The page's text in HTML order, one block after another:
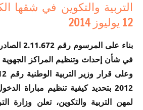
12 يوليوز 2014
في شأن إحداث وتنظيم المراكز الجهوية
2012 بتحديد كيفية تنظيم مباراة
لمهن التربية والتكوين، تعلن وزارة